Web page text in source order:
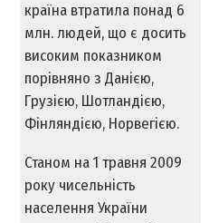
країна втратила понад 6
млн. людей, що є досить
високим показником
порівняно з Данією,
Грузією, Шотландією,
Фінляндією, Норвегією.
Станом на 1 травня 2009
року чисельність
населення України